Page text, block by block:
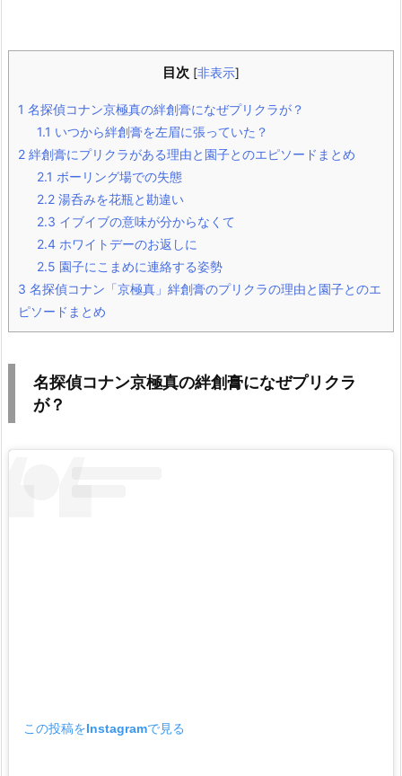
目次 [非表示]
1 名探偵コナン京極真の絆創膏になぜプリクラが？
1.1 いつから絆創膏を左眉に張っていた？
2 絆創膏にプリクラがある理由と園子とのエピソードまとめ
2.1 ボーリング場での失態
2.2 湯呑みを花瓶と勘違い
2.3 イブイブの意味が分からなくて
2.4 ホワイトデーのお返しに
2.5 園子にこまめに連絡する姿勢
3 名探偵コナン「京極真」絆創膏のプリクラの理由と園子とのエ
ピソードまとめ
名探偵コナン京極真の絆創膏になぜプリクラ
が？
この投稿をInstagramで見る